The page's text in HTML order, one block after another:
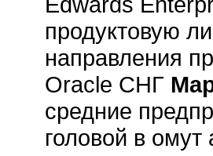
продуктовую
направления
Oracle СНГ
средние
головой в